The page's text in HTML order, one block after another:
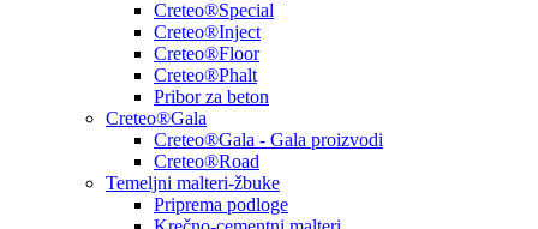
Creteo®Special
Creteo®Inject
Creteo®Floor
Creteo®Phalt
Pribor za beton
Creteo®Gala
Creteo®Gala - Gala proizvodi
Creteo®Road
Temeljni malteri-žbuke
Priprema podloge